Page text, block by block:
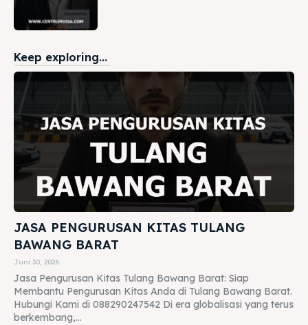
Keep exploring...
JASA PENGURUSAN KITAS TULANG
BAWANG BARAT
Juni 30, 2026
Jasa Pengurusan Kitas Tulang Bawang Barat: Siap
Membantu Pengurusan Kitas Anda di Tulang Bawang Barat.
Hubungi Kami di 088290247542 Di era globalisasi yang terus
berkembang,...